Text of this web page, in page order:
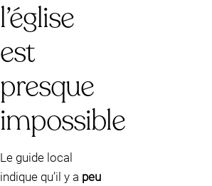
l’église
est
presque
impossible
Le guide local
indique qu’il y a peu